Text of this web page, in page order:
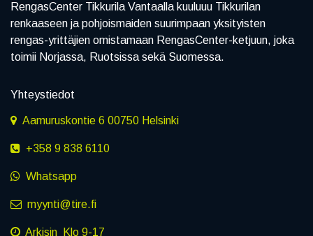
RengasCenter Tikkurila Vantaalla kuuluuu Tikkurilan
renkaaseen ja pohjoismaiden suurimpaan yksityisten
rengas-yrittäjien omistamaan RengasCenter-ketjuun, joka
toimii Norjassa, Ruotsissa sekä Suomessa.
Yhteystiedot
Aamuruskontie 6 00750 Helsinki
+358 9 838 6110
Whatsapp
myynti@tire.fi
Arkisin Klo 9-17